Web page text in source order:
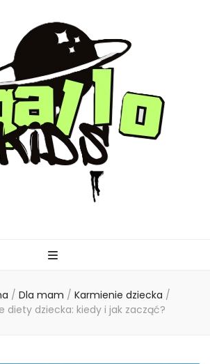
/ Dla mam / Karmienie dziecka /
diety dziecka: kiedy i jak zacząć?